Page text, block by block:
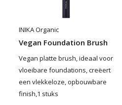
INIKA Organic
Vegan Foundation Brush
Vegan platte brush, ideaal voor
vloeibare foundations, creëert
een vlekkeloze, opbouwbare
finish,1 stuks